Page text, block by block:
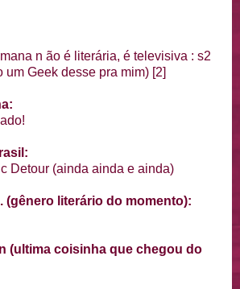
n ão é literária, é televisiva : s2
um Geek desse pra mim) [2]
Detour (ainda ainda e ainda)
(gênero literário do momento):
(ultima coisinha que chegou do